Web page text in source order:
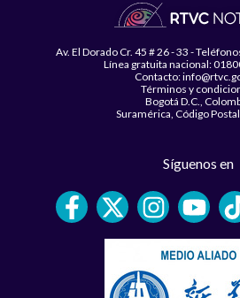
Av. El Dorado Cr. 45 # 26 - 33 -
Línea gratuita nacional:
Contacto:
Términos y
Bogotá D.C.,
Suramérica, Código
Síguenos en